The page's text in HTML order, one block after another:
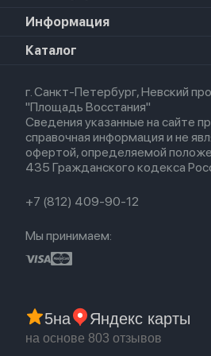
iPad Pro 11 M5 (2025)
Apple Watch Series 8
Apple Watch SE 2022
Airpods Pro
Airpods 3
Airpods (1-е)
EarPods
Apple TV
HomePod 2
Для iPhone
Для Macbook
Информация
О магазине
Политика конфиденциальности
Оплата и доставка
Партнерская программа
Гарантия
Обмен и возврат
Бонусы
Каталог
Новые поступления
Популярное
Акции
г. Санкт-Петербург, Невский
"Площадь Восстания"
Сведения указанные на сайте
справочная информация и не
офертой, определяемой
435 Гражданского кодекса
+7 (812) 409-90-12
Мы принимаем:
5на Яндекс карты
на основе 803 отзывов